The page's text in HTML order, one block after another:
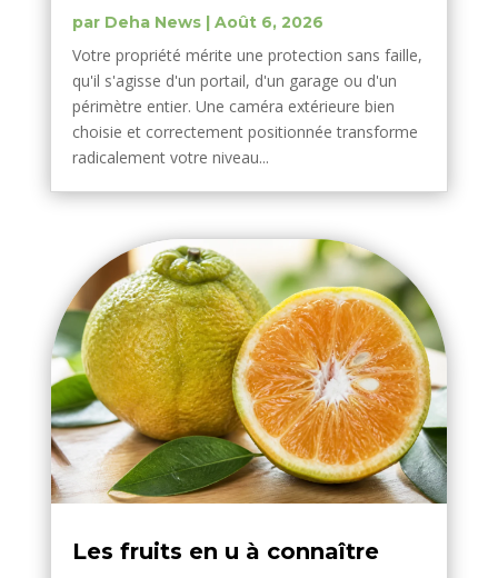
par Deha News| Août 6, 2026
Votre propriété mérite une protection sans faille,
qu'il s'agisse d'un portail, d'un garage ou d'un
périmètre entier. Une caméra extérieure bien
choisie et correctement positionnée transforme
radicalement votre niveau...
Les fruits en u à connaître